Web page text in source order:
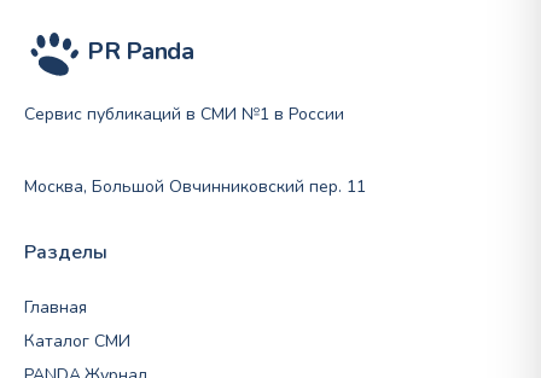
PR Panda
Сервис публикаций в СМИ №1 в России
Москва, Большой Овчинниковский пер. 11
Разделы
Главная
Каталог СМИ